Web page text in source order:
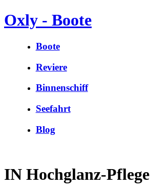
Oxly - Boote
Boote
Reviere
Binnenschiff
Seefahrt
Blog
IN Hochglanz-Pflege